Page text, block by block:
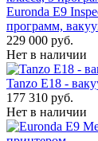
Euronda E9
программ,
229 000 руб.
Нет в наличии
Tanzo E18 -
177 310 руб.
Нет в наличии